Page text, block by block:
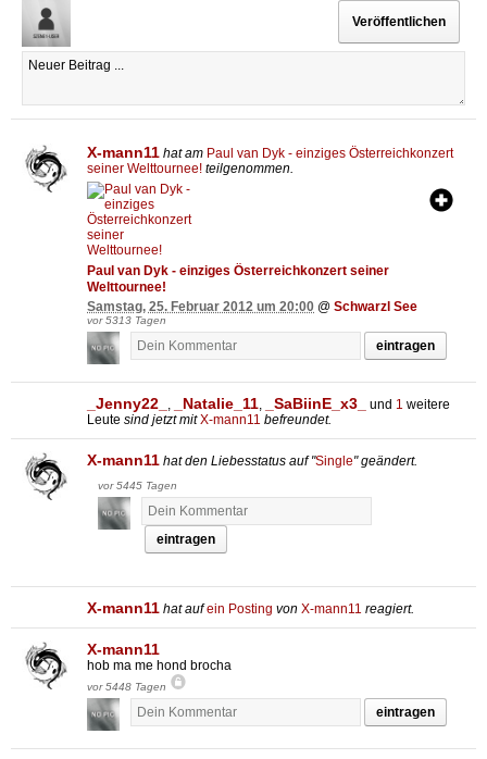
X-mann11 hat am Paul van Dyk - einziges Österreichkonzert
seiner Welttournee! teilgenommen.
Paul van Dyk - einziges Österreichkonzert seiner
Welttournee!
Samstag, 25. Februar 2012 um 20:00 @ Schwarzl See
vor 5313 Tagen
eintragen
_Jenny22_ _Natalie_11 _SaBiinE_x3_ und 1 weitere
Leute sind jetzt mitX-mann11 befreundet.
X-mann11 hat den Liebesstatus auf "Single" geändert.
vor 5445 Tagen
eintragen
X-mann11 hat aufein Posting von X-mann11 reagiert.
X-mann11
hob ma me hond brocha
vor 5448 Tagen
eintragen